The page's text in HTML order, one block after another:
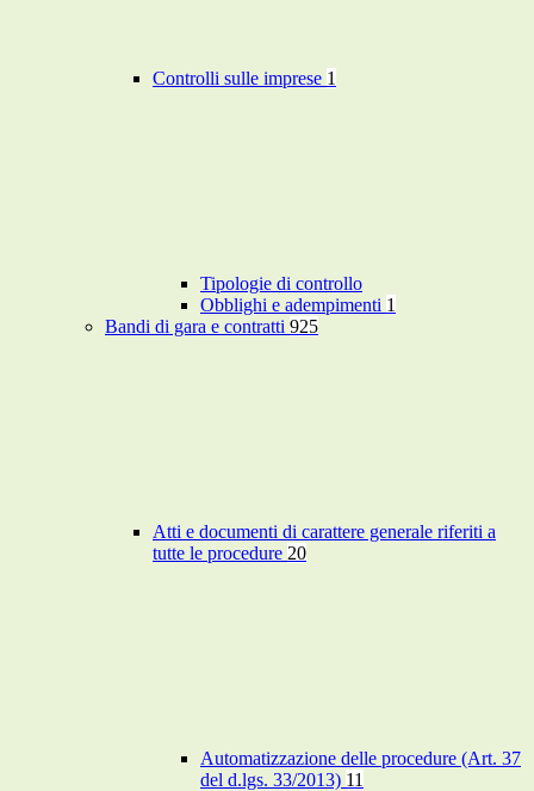
Controlli sulle imprese 1
Tipologie di controllo
Obblighi e adempimenti 1
Bandi di gara e contratti 925
Atti e documenti di carattere generale riferiti a
tutte le procedure 20
Automatizzazione delle procedure (Art. 37
del d.lgs. 33/2013) 11